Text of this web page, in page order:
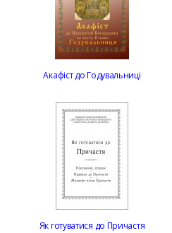
Акафіст до Годувальниці
Як готуватися до Причастя